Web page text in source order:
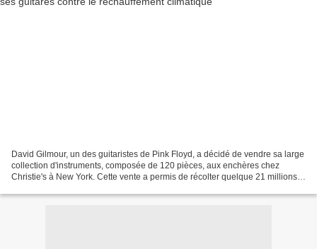
David Gilmour, un des guitaristes de Pink Floyd, a décidé de vendre sa large
collection d'instruments, composée de 120 pièces, aux enchères chez
Christie's à New York. Cette vente a permis de récolter quelque 21 millions